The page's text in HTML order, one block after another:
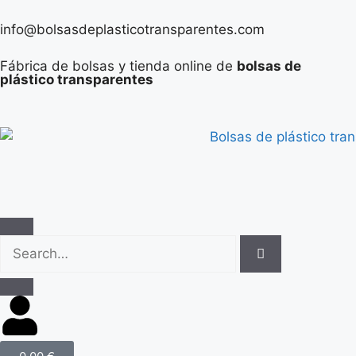
info@bolsasdeplasticotransparentes.com
Fábrica de bolsas y tienda online de bolsas de
plástico transparentes